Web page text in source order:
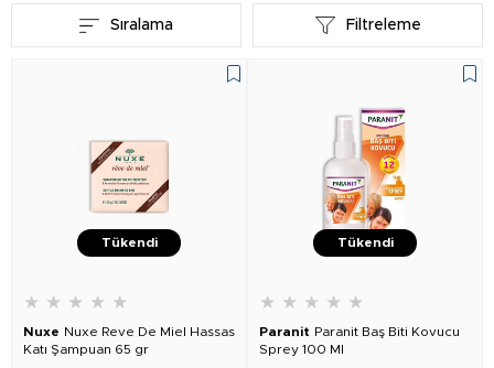
Filtreleme
Sıralama
Tükendi
★ ★ ★ ★ ★
Nuxe Nuxe Reve De Miel Hassas
Katı Şampuan 65 gr
Tükendi
★ ★ ★ ★ ★
Paranit Paranit Baş Biti Kovucu
Sprey 100 Ml